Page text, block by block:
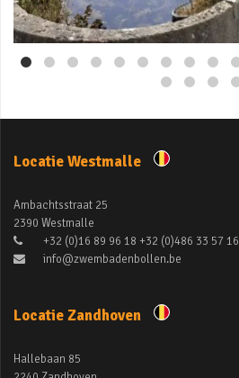
Mei 3
Locatie Westmalle
Ambachtsstraat 25
2390 Westmalle
+32 (0)16 89 96 18 +32 (0)486 33 57 16
info@zwembadenbollen.be
Locatie Zandhoven
Hallebaan 85